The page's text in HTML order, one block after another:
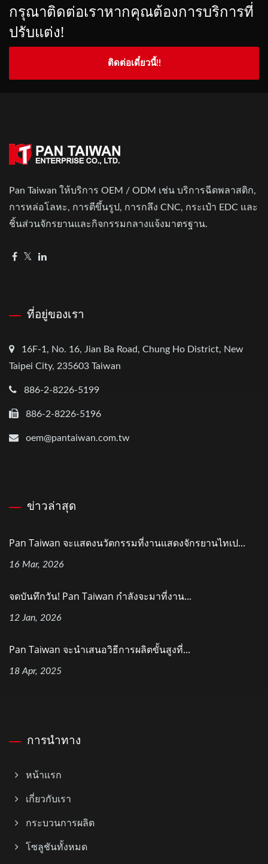
กรุณาติดต่อเราหากคุณต้องการบริการที่
ปรับแต่ง!
ติดต่อเดี๋ยวนี้!!
Pan Taiwan ให้บริการ OEM / ODM เช่น บริการฉีดพลาสติก,
การหล่อโลหะ, การตีขึ้นรูป, การกลึง CNC, กระเป๋า EDC และ
ชิ้นส่วนจักรยานและกิจกรรมกลางแจ้งมาตรฐาน.
ที่อยู่ของเรา
16F-1, No. 16, Jian Ba Road, Chung Ho District, New
Taipei City, 235603 Taiwan
886-2-8226-5199
886-2-8226-5196
oem@pantaiwan.com.tw
ข่าวล่าสุด
Pan Taiwan จะแสดงนวัตกรรมที่งานแสดงจักรยานไทเป...
16 Mar, 2026
จดบันทึกวัน! Pan Taiwan กำลังจะมาที่งาน...
12 Jan, 2026
Pan Taiwan จะนำเสนอวิธีการผลิตขั้นสูงที่...
18 Apr, 2025
การนำทาง
หน้าแรก
เกี่ยวกับเรา
กระบวนการผลิต
โซลูชันทั้งหมด